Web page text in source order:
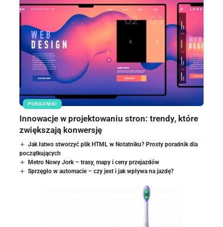
PORADNIKI
Innowacje w projektowaniu stron: trendy, które
zwiększają konwersję
Jak łatwo stworzyć plik HTML w Notatniku? Prosty poradnik dla
początkujących
Metro Nowy Jork – trasy, mapy i ceny przejazdów
Sprzęgło w automacie – czy jest i jak wpływa na jazdę?